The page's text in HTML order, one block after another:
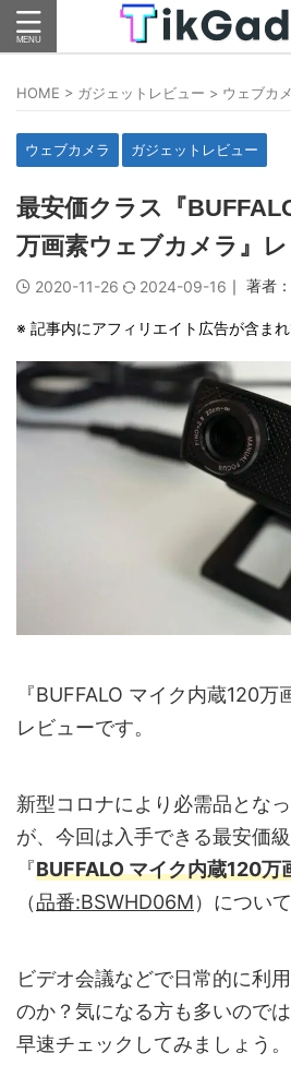
HOME > ガジェットレビュー > ウェブカ
ウェブカメラ ガジェットレビュー
最安価クラス『
万画素ウェブカメラ』
2020-11-26 2024-09-16 ｜ 著者：
※ 記事内にアフィリエイト広告が含ま
『BUFFALO マイク内蔵120万
レビューです。
新型コロナにより必需品とな
が、今回は入手できる最安価
『BUFFALO マイク内蔵120万
（品番:BSWHD06M）につい
ビデオ会議などで日常的に利
のか？気になる方も多いので
早速チェックしてみましょう。